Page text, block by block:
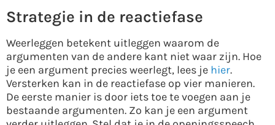
Strategie in de reactiefase
Weerleggen betekent uitleggen waarom de
argumenten van de andere kant niet waar zijn. Hoe
je een argument precies weerlegt, lees je hier.
Versterken kan in de reactiefase op vier manieren.
De eerste manier is door iets toe te voegen aan je
bestaande argumenten. Zo kan je een argument